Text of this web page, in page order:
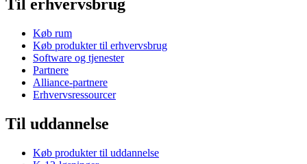
Til erhvervsbrug
Køb rum
Køb produkter til erhvervsbrug
Software og tjenester
Partnere
Alliance-partnere
Erhvervsressourcer
Til uddannelse
Køb produkter til uddannelse